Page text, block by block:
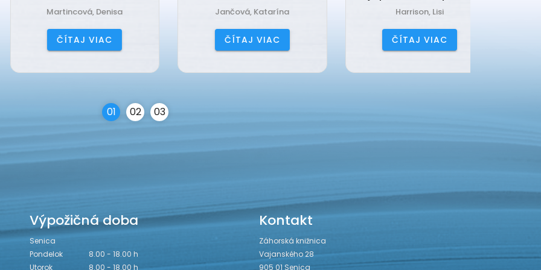
Martincová, Denisa
ČÍTAJ VIAC
Jančová, Katarína
ČÍTAJ VIAC
Harrison, Lisi
ČÍTAJ VIAC
01 02 03
Výpožičná doba
Senica
Pondelok
8.00 - 18.00 h
Utorok
8.00 - 18.00 h
Kontakt
Záhorská knižnica
Vajanského 28
905 01 Senica